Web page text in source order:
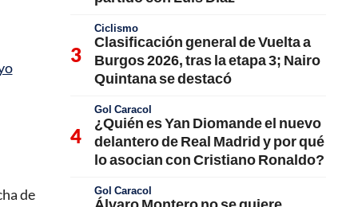
de
Ciclismo
Clasificación general de Vuelta a
Burgos 2026, tras la etapa 3; Nairo
Quintana se destacó
Gol Caracol
¿Quién es Yan Diomande el nuevo
delantero de Real Madrid y por qué
lo asocian con Cristiano Ronaldo?
Gol Caracol